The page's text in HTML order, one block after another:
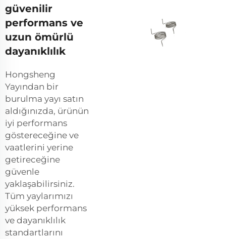
güvenilir
performans ve
uzun ömürlü
dayanıklılık
Hongsheng
Yayından bir
burulma yayı satın
aldığınızda, ürünün
iyi performans
göstereceğine ve
vaatlerini yerine
getireceğine
güvenle
yaklaşabilirsiniz.
Tüm yaylarımızı
yüksek performans
ve dayanıklılık
standartlarını